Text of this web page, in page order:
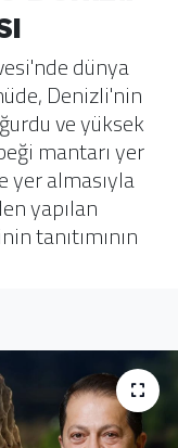
dünya
Denizli'nin
ve yüksek
mantarı yer
yer almasıyla
yapılan
tanıtımının